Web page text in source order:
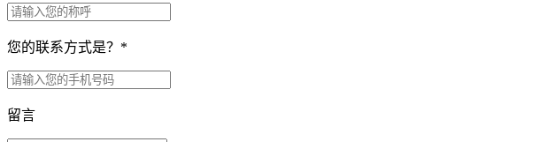
您的联系方式是？ *
留言